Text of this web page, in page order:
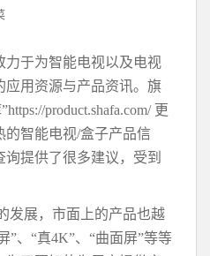
力于为智能电视以及电视
应用资源与产品资讯。旗
product.shafa.com/ 更
的智能电视/盒子产品信
提供了很多建议，受到
发展，市面上的产品也越
”、“真4K”、“曲面屏”等等